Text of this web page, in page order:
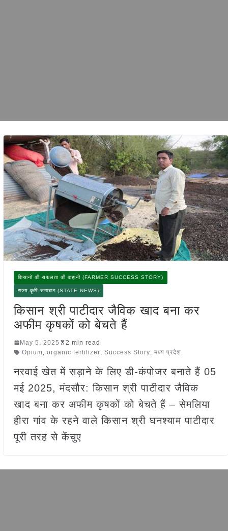
किसानों की सफलता की कहानी (FARMER SUCCESS STORY)
राज्य कृषि समाचार (STATE NEWS)
किसान श्री पाटीदार जैविक खाद बना कर
अफीम कृषकों को बेचते हैं
May 5, 2025
2 min read
Opium
organic fertilizer Success Story मध्य प्रदेश
नरवाई खेत में सड़ाने के लिए डी-कंपोजर बनाते हैं 05
मई 2025, मंदसौर: किसान श्री पाटीदार जैविक
खाद बना कर अफीम कृषकों को बेचते हैं – सेमलिया
हीरा गांव के रहने वाले किसान श्री घनश्याम पाटीदार
पूरी तरह से केंचुए